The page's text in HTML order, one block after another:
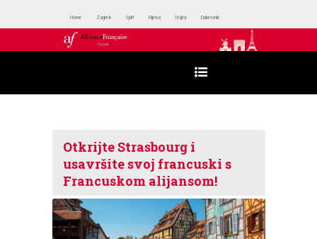
Home Zagreb Split Rijeka Osijek Dubrovnik
Otkrijte Strasbourg i
usavršite svoj francuski s
Francuskom alijansom!